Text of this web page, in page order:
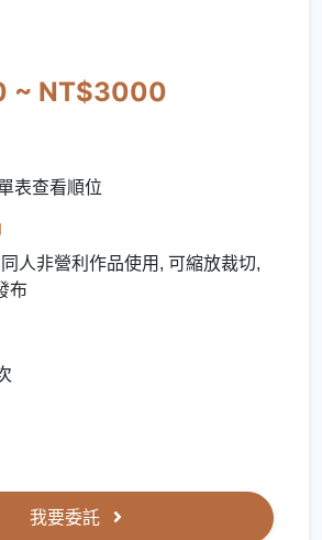
~ NT$3000
表查看順位
人非營利作品使用, 可縮放裁切,
布
我要委託